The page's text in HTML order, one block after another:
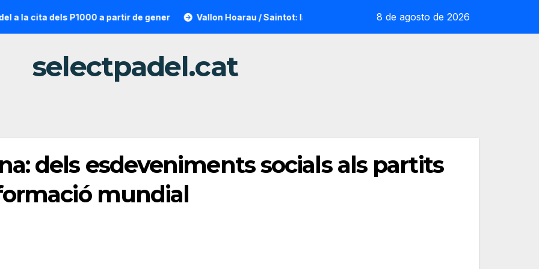
dels P1000 a partir de gener Vallon Hoarau / Saintot: la sorpresa reoliana que desafia la cap de sèrie 1
8 de agosto de 2026
selectpadel.cat
dels esdeveniments socials als partits
mundial